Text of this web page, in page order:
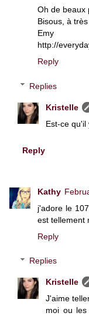
Oh de beaux
Bisous, à très
Emy
http://
Reply
Replies
Kristelle
Est-ce qu'il
Reply
Kathy
j'adore le
est tellement
Reply
Replies
Kristelle
J'aime
moi ou